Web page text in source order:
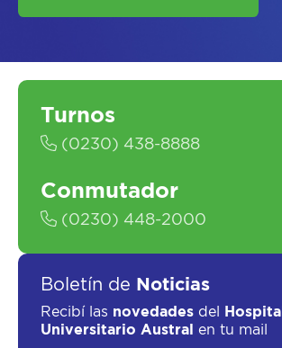
SOLICITAR UN ASESOR
Turnos
(0230) 438-8888
Conmutador
(0230) 448-2000
Boletín de Noticias
Recibí las novedades del
Hospital
Universitario Austral
en tu mail